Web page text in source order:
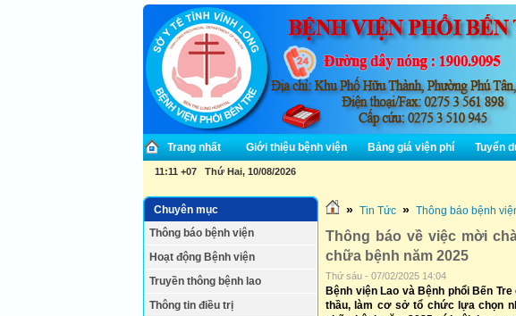
Trang nhất Giới thiệu bệnh viện Bảng giá viện phí Tuyển
11:11 +07 Thứ Hai, 10/08/2026
Chuyên mục
Thông báo bệnh viện
Hoạt động Bệnh viện
Truyền thông bệnh lao
Thông tin điều trị
» Tin Tức » Thông báo bệnh
Thông báo về việc mời
chữa bệnh năm 2025
Thứ sáu - 07/02/2025 14:04
Bệnh viện Lao và Bệnh phổi Bến
thầu, làm cơ sở tổ chức lựa chọn